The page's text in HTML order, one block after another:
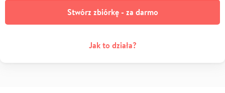
Stwórz zbiórkę - za darmo
Jak to działa?